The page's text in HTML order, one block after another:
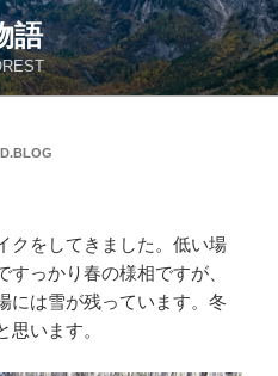
語
クをしてきました。低い場
っかり春の様相ですが、
には雪が残っています。冬
います。